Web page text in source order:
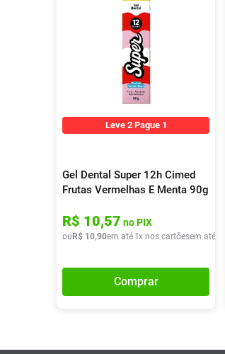
Leve 2 Pague 1
Gel Dental Super 12h Cimed
Frutas Vermelhas E Menta 90g
R$ 10,57 no PIX
ou R$ 10,90em até 1x nos cartõesem até
Comprar